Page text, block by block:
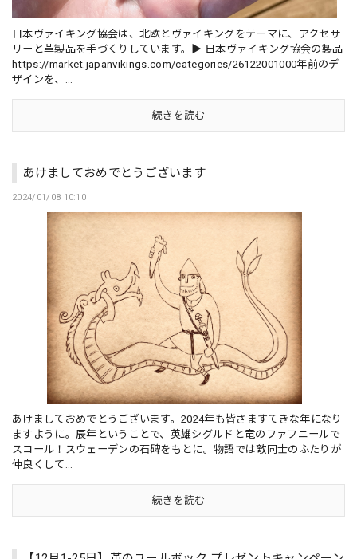
日本ヴァイキング協会は、北欧とヴァイキングをテーマに、アクセサ
リーと革製品を手づくりしています。▶︎ 日本ヴァイキング協会の製品
https://market.japanvikings.com/categories/26122001000年前のデ
ザインを、...
続きを読む
あけましておめでとうございます
2024/01/08 10:10
あけましておめでとうございます。2024年も皆さますてきな年になり
ますように。辰年ということで、英雄シグルドと竜のファフニールで
スコール！スウェーデンの石碑をもとに。物語では敵同士のふたりが
仲良くして...
続きを読む